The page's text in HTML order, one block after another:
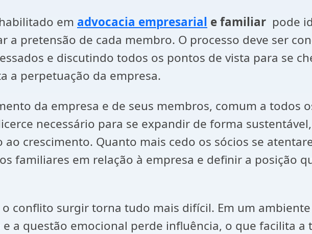
em advocacia empresarial e familiar pode
a pretensão de cada membro. O processo deve ser
e discutindo todos os pontos de vista para se
a perpetuação da empresa.
da empresa e de seus membros, comum a todos
necessário para se expandir de forma
crescimento. Quanto mais cedo os sócios se
familiares em relação à empresa e definir a posição
conflito surgir torna tudo mais difícil. Em um
a questão emocional perde influência, o que facilita a